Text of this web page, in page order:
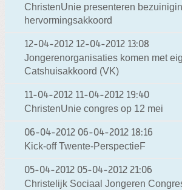
ChristenUnie presenteren
hervormingsakkoord
12-04-2012 12-04-2012 13:08
Jongerenorganisaties komen met
Catshuisakkoord (VK)
11-04-2012 11-04-2012 19:40
ChristenUnie congres op 12 mei
06-04-2012 06-04-2012 18:16
Kick-off Twente-PerspectieF
05-04-2012 05-04-2012 21:06
Christelijk Sociaal Jongeren